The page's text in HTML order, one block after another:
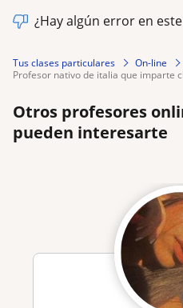
¿Hay algún error en
Tus clases particulares On-line
profesor nativo de italia que imparte
Otros profesores
pueden interesarte